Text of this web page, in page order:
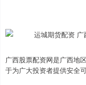
广西股票配资网是广西地
于为广大投资者提供安全